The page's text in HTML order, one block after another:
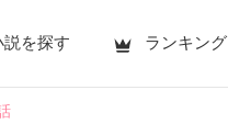
説を探す ランキング